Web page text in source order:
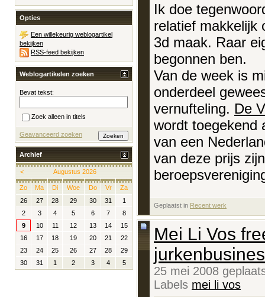
Ik doe
relatief makkelijk
3d maak. Raar
begonnen ben.
Van de week is
onderdeel
vernufteling. De
wordt toegekend
van een
van deze prijs
Geplaatst in Recent werk
Mei Li Vos
25 mei 2008
Labels mei li vos
Opties
Een willekeurig weblogartikel
bekijken
RSS-feed bekijken
Weblogartikelen zoeken
Bevat tekst:
Zoek alleen in titels
Geavanceerd zoeken
Archief
< Augustus 2026
Zo Ma Di Woe Do Vr
Za
26
27 28 29 30 31
1
2
3 4 5 6 7
8
9
10 11 12 13 14
15
16
17 18 19 20 21
22
23
24 25 26 27 28
29
30
31 1 2 3 4 5